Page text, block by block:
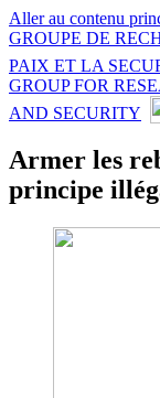
Aller au contenu
GROUPE DE
PAIX ET LA
GROUP FOR
AND SECURITY
Armer les
principe